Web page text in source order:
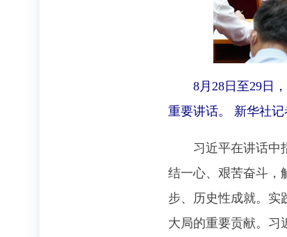
8月28日至29日，
重要讲话。 新华社
习近平在讲话中指
结一心、艰苦奋斗，
步、历史性成就。
大局的重要贡献。习